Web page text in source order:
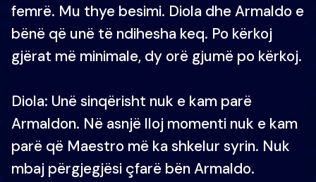
femrë. Mu thye besimi. Diola dhe Armaldo e
bënë që unë të ndihesha keq. Po kërkoj
gjërat më minimale, dy orë gjumë po kërkoj.
Diola: Unë sinqërisht nuk e kam parë
Armaldon. Në asnjë lloj momenti nuk e kam
parë që Maestro më ka shkelur syrin. Nuk
mbaj përgjegjësi çfarë bën Armaldo.